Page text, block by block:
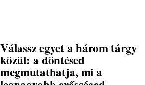
Válassz egyet a három tárgy
közül: a döntésed
megmutathatja, mi a